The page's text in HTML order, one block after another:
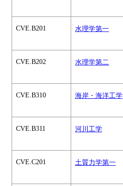
CVE.B201 水理学第一
CVE.B202 水理学第二
CVE.B310 海岸・海洋工学
CVE.B311 河川工学
CVE.C201 土質力学第一